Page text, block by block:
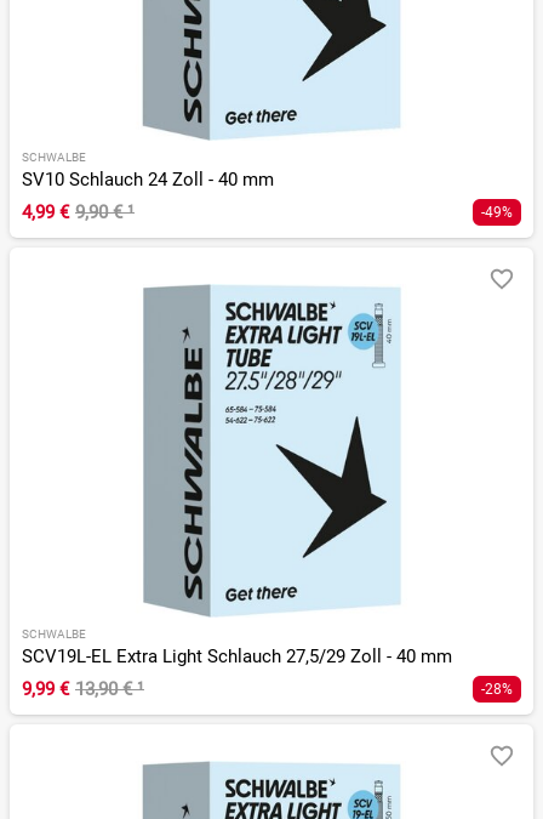
SCHWALBE
SV10 Schlauch 24 Zoll - 40 mm
4,99 € 9,90 €¹ -49%
SCHWALBE
SCV19L-EL Extra Light Schlauch 27,5/29 Zoll - 40 mm
9,99 € 13,90 €¹ -28%